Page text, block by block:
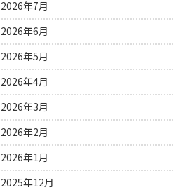
2026年7月
2026年6月
2026年5月
2026年4月
2026年3月
2026年2月
2026年1月
2025年12月